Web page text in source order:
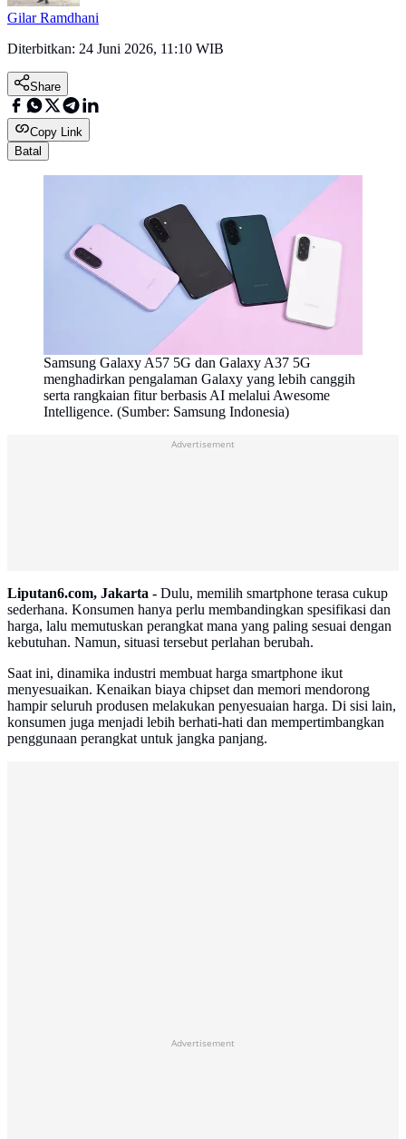
Gilar Ramdhani
Diterbitkan: 24 Juni 2026, 11:10 WIB
Share
Copy Link
Batal
Samsung Galaxy A57 5G dan Galaxy A37 5G
menghadirkan pengalaman Galaxy yang lebih canggih
serta rangkaian fitur berbasis AI melalui Awesome
Intelligence. (Sumber: Samsung Indonesia)
Advertisement
Liputan6.com, Jakarta - Dulu, memilih smartphone terasa cukup
sederhana. Konsumen hanya perlu membandingkan spesifikasi dan
harga, lalu memutuskan perangkat mana yang paling sesuai dengan
kebutuhan. Namun, situasi tersebut perlahan berubah.
Saat ini, dinamika industri membuat harga smartphone ikut
menyesuaikan. Kenaikan biaya chipset dan memori mendorong
hampir seluruh produsen melakukan penyesuaian harga. Di sisi lain,
konsumen juga menjadi lebih berhati-hati dan mempertimbangkan
penggunaan perangkat untuk jangka panjang.
Advertisement